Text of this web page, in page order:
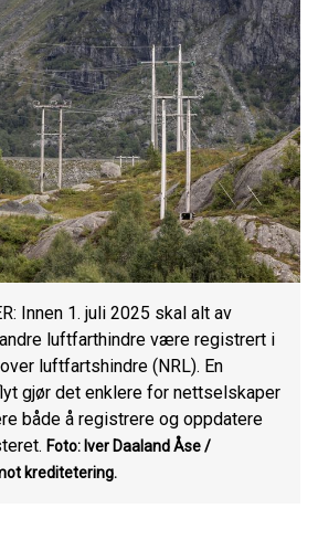
Innen 1. juli 2025 skal alt av
luftfarthindre være registrert i
luftfartshindre (NRL). En
gjør det enklere for nettselskaper
både å registrere og oppdatere
Foto: Iver Daaland Åse /
kreditetering.